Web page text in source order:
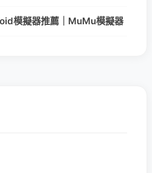
模擬器推薦｜MuMu模擬器